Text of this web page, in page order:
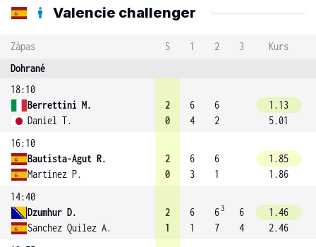
Valencie challenger
Zápas S 1 2 3
Kurs
Dohrané
18:10
Berrettini M.
Daniel T.
2
0
6
4
6
2
1.13
5.01
16:10
Bautista-Agut R.
Martinez P.
2
0
6
3
6
1
1.85
1.86
14:40
Dzumhur D.
Sanchez Quilez A.
2
1
6
1
6 3
7
6
4
1.46
2.46